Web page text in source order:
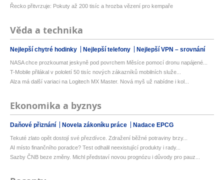
Řecko přitvrzuje: Pokuty až 200 tisíc a hrozba vězení pro kempaře
Věda a technika
Nejlepší chytré hodinky Nejlepší telefony Nejlepší VPN – srovnání
NASA chce prozkoumat jeskyně pod povrchem Měsíce pomocí dronu napájené...
T-Mobile přilákal v pololetí 50 tisíc nových zákazníků mobilních služe...
Alza má další variaci na Logitech MX Master. Nová myš už nabídne i kol...
Ekonomika a byznys
Daňové přiznání Novela zákoníku práce Nadace EPCG
Tekuté zlato opět dostojí své přezdívce. Zdražení běžné potraviny brzy...
AI místo finančního poradce? Test odhalil neexistující produkty i rady...
Sazby ČNB beze změny. Michl představí novou prognózu i důvody pro pauz...